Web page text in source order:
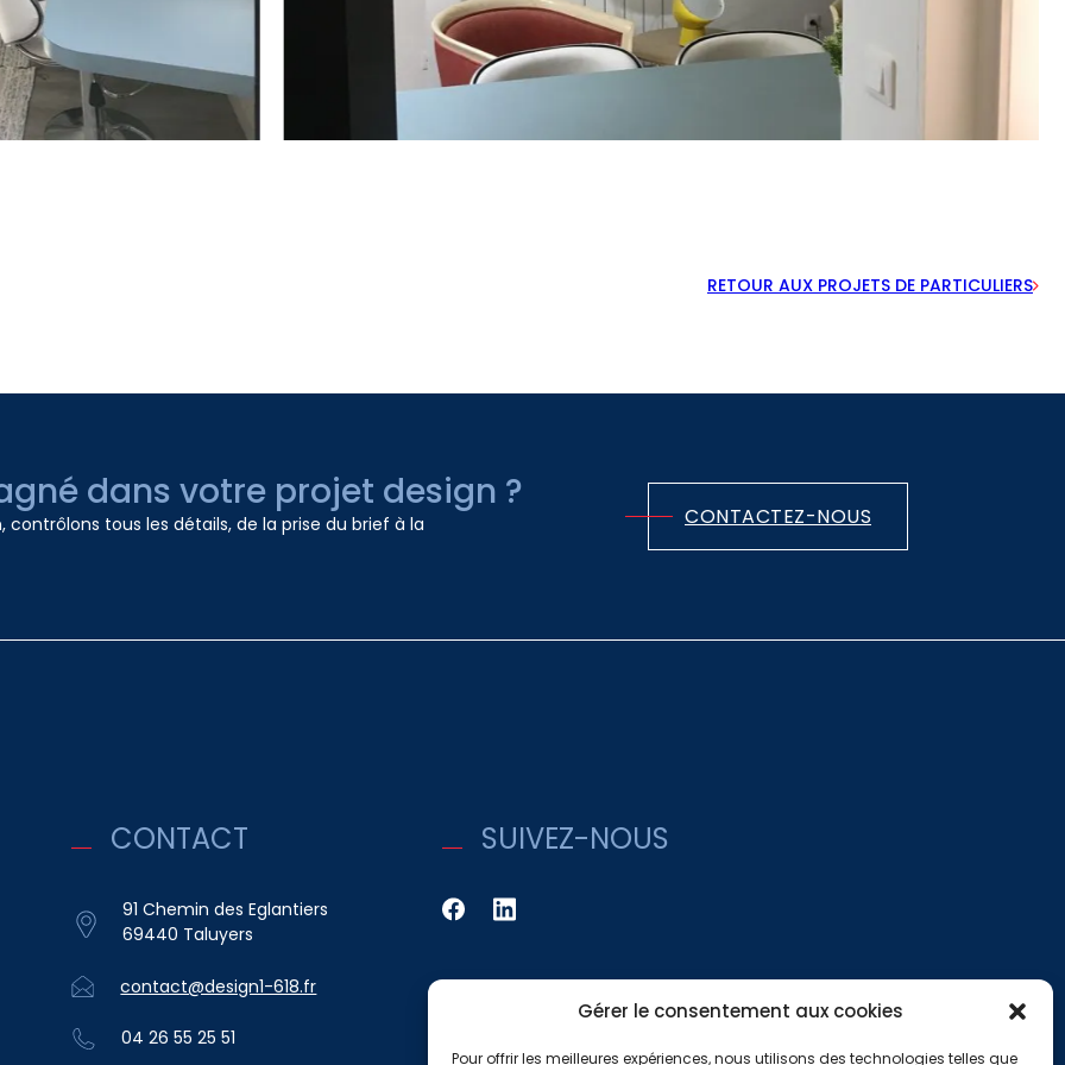
Gérer le consentement aux cookies
Pour offrir les meilleures expériences, nous utilisons des technologies telles que
RETOUR AUX PROJETS DE PARTICULIERS
dans votre projet design ?
tous les détails, de la prise du brief à la CONTACTEZ-NOUS
CONTACT
91 Chemin des Eglantiers
69440 Taluyers
contact@design1-618.fr
04 26 55 25 51
SUIVEZ-NOUS